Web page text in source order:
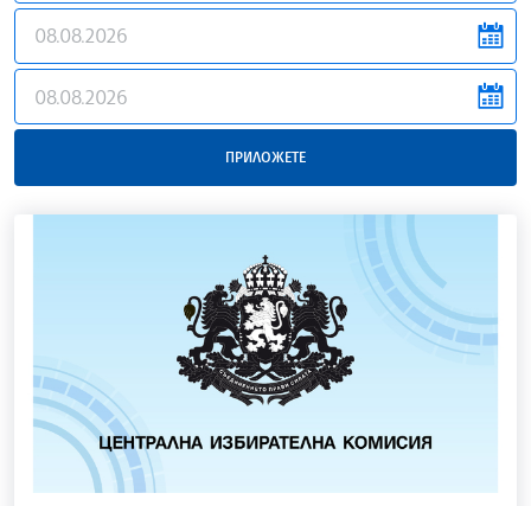
news.filter.from
news.filter.to
ПРИЛОЖЕТЕ